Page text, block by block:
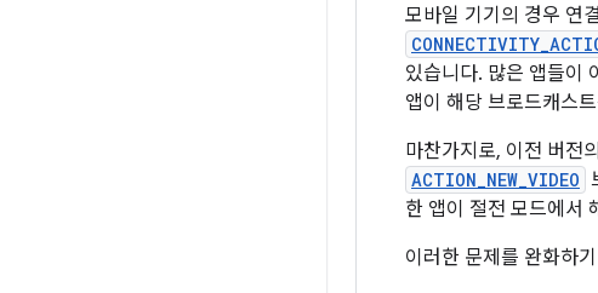
모바일 기기의 경우 연
있습니다. 많은 앱들이
앱이 해당 브로드캐스
마찬가지로, 이전 버전
ACTION_NEW_VIDEO
한 앱이 절전 모드에서
이러한 문제를 완화하